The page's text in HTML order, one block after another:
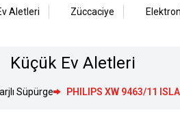
Aletleri Züccaciye
Küçük Ev Aletleri
Süpürge PHILIPS XW 9463/11